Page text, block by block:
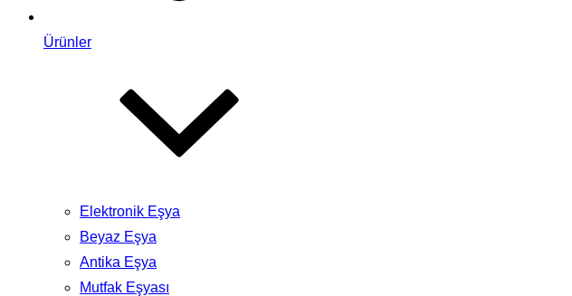
Ürünler
Elektronik Eşya
Beyaz Eşya
Antika Eşya
Mutfak Eşyası